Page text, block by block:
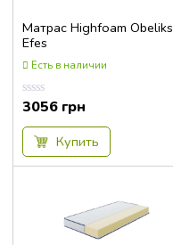
Матрас Highfoam Obeliks
Efes
Есть в наличии
Оценка
0.00
из
3056 грн
Купить